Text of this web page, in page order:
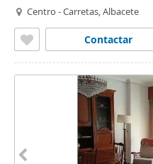
Centro - Carretas, Albacete
Contactar